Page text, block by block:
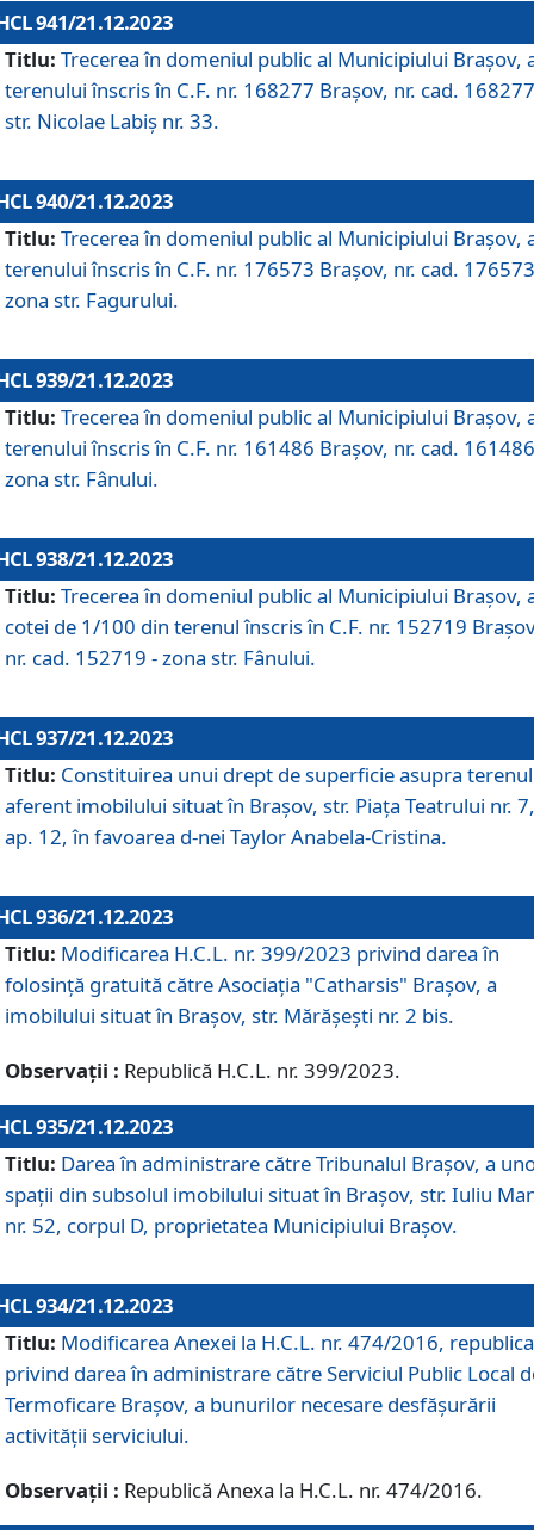
941/21.12.2023
Titlu: Trecerea în domeniul public al Municipiului Braşov,
terenului înscris în C.F. nr. 168277 Brașov, nr. cad.
str. Nicolae Labiș nr. 33.
940/21.12.2023
Titlu: Trecerea în domeniul public al Municipiului Braşov,
terenului înscris în C.F. nr. 176573 Brașov, nr. cad.
zona str. Fagurului.
939/21.12.2023
Titlu: Trecerea în domeniul public al Municipiului Braşov,
terenului înscris în C.F. nr. 161486 Brașov, nr. cad.
zona str. Fânului.
938/21.12.2023
Titlu: Trecerea în domeniul public al Municipiului Braşov,
cotei de 1/100 din terenul înscris în C.F. nr. 152719
nr. cad. 152719 - zona str. Fânului.
937/21.12.2023
Titlu: Constituirea unui drept de superficie asupra
aferent imobilului situat în Brașov, str. Piața Teatrului nr. 7,
ap. 12, în favoarea d-nei Taylor Anabela-Cristina.
936/21.12.2023
Titlu: Modificarea H.C.L. nr. 399/2023 privind darea în
folosinţă gratuită către Asociaţia "Catharsis" Brașov, a
imobilului situat în Braşov, str. Mărăşeşti nr. 2 bis.
Observații : Republică H.C.L. nr. 399/2023.
935/21.12.2023
Titlu: Darea în administrare către Tribunalul Brașov, a
spații din subsolul imobilului situat în Brașov, str. Iuliu
nr. 52, corpul D, proprietatea Municipiului Brașov.
934/21.12.2023
Titlu: Modificarea Anexei la H.C.L. nr. 474/2016,
privind darea în administrare către Serviciul Public Local
Termoficare Braşov, a bunurilor necesare desfăşurării
activităţii serviciului.
Observații : Republică Anexa la H.C.L. nr. 474/2016.